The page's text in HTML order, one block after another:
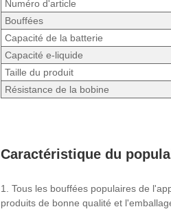
Numéro d'article
Bouffées
Capacité de la batterie
Capacité e-liquide
Taille du produit
Résistance de la bobine
Caractéristique du
1. Tous les bouffées populaires de
produits de bonne qualité et